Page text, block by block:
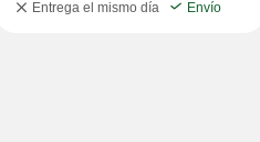
Entrega el mismo día Envío